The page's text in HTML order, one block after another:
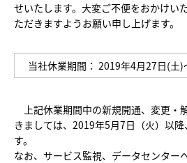
せいたします。大変ご不便をおかけい
ただきますようお願い申し上げます。
当社休業期間： 2019年4月27日(土)
上記休業期間中の新規開通、変更・
きましては、2019年5月7日（火）以
す。
なお、サービス監視、データセンター